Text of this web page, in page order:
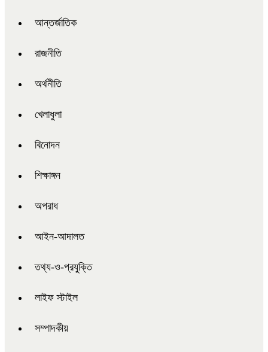
আন্তর্জাতিক
রাজনীতি
অর্থনীতি
খেলাধুলা
বিনোদন
শিক্ষাঙ্গন
অপরাধ
আইন-আদালত
তথ্য-ও-প্রযুক্তি
লাইফ স্টাইল
সম্পাদকীয়